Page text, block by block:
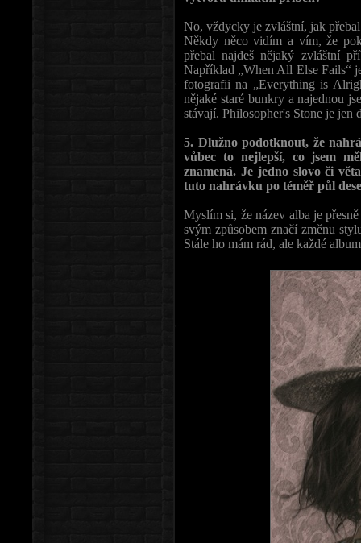
No, vždycky je zvláštní, jak
Někdy něco vidím a vím, že
přebal najdeš nějaký zvláštní
Například „When All Else Fails“
fotografii na „Everything is
nějaké staré bunkry a najednou
stávají. Philosopher's Stone je jen
5. Dlužno podotknout, že
vůbec to nejlepší, co jsem
znamená. Je jedno slovo či
tuto nahrávku po téměř půl
Myslím si, že název alba je
svým způsobem značí změnu
Stále ho mám rád, ale každé